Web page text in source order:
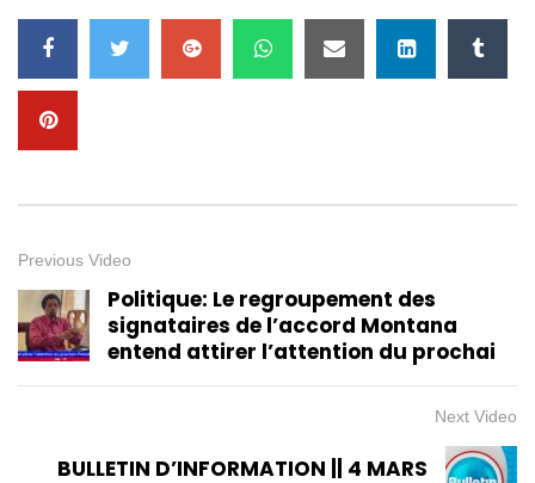
Previous Video
Politique: Le regroupement des
signataires de l’accord Montana
entend attirer l’attention du prochai
Next Video
BULLETIN D’INFORMATION || 4 MARS